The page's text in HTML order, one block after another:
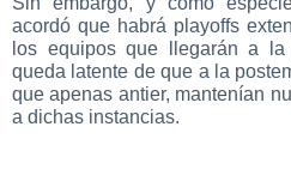
acordó que habrá playoffs
los equipos que llegarán a
queda latente de que a la
que apenas antier, mantenían
a dichas instancias.